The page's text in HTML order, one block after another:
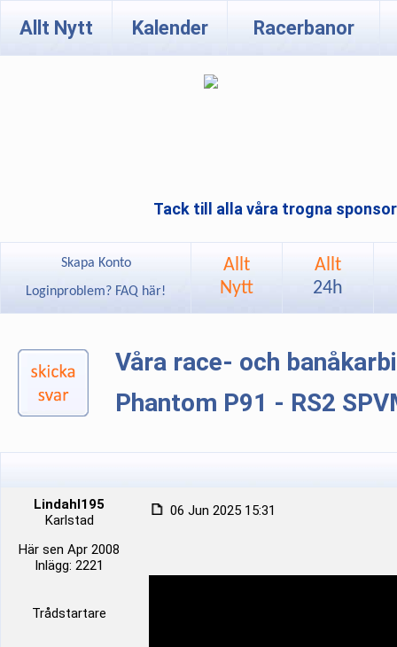
Allt Nytt Kalender Racerbanor
Tack till alla våra trogna
Skapa Konto
Loginproblem? FAQ här!
Allt
Nytt
Allt
24h
Våra race- och
Phantom P91 - RS2
Lindahl195
Karlstad
Här sen Apr 2008
Inlägg: 2221
Trådstartare
06 Jun 2025 15:31